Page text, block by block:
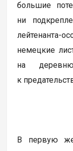
большие
ни
лейтенанта-
немецкие
на
к
В первую